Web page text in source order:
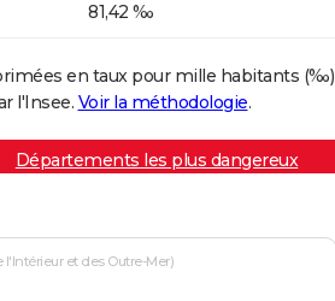
81,42 ‰
en taux pour mille habitants (‰)
l'Insee. Voir la méthodologie.
Départements les plus dangereux
et des Outre-Mer)